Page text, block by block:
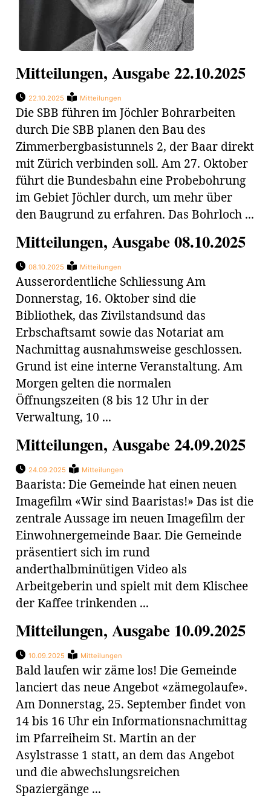
Mitteilungen, Ausgabe 22.10.2025
22.10.2025 Mitteilungen
Die SBB führen im Jöchler Bohrarbeiten
durch Die SBB planen den Bau des
Zimmerbergbasistunnels 2, der Baar direkt
mit Zürich verbinden soll. Am 27. Oktober
führt die Bundesbahn eine Probebohrung
im Gebiet Jöchler durch, um mehr über
den Baugrund zu erfahren. Das Bohrloch ...
Mitteilungen, Ausgabe 08.10.2025
08.10.2025 Mitteilungen
Ausserordentliche Schliessung Am
Donnerstag, 16. Oktober sind die
Bibliothek, das Zivilstandsund das
Erbschaftsamt sowie das Notariat am
Nachmittag ausnahmsweise geschlossen.
Grund ist eine interne Veranstaltung. Am
Morgen gelten die normalen
Öffnungszeiten (8 bis 12 Uhr in der
Verwaltung, 10 ...
Mitteilungen, Ausgabe 24.09.2025
24.09.2025 Mitteilungen
Baarista: Die Gemeinde hat einen neuen
Imagefilm «Wir sind Baaristas!» Das ist die
zentrale Aussage im neuen Imagefilm der
Einwohnergemeinde Baar. Die Gemeinde
präsentiert sich im rund
anderthalbminütigen Video als
Arbeitgeberin und spielt mit dem Klischee
der Kaffee trinkenden ...
Mitteilungen, Ausgabe 10.09.2025
10.09.2025 Mitteilungen
Bald laufen wir zäme los! Die Gemeinde
lanciert das neue Angebot «zämegolaufe».
Am Donnerstag, 25. September findet von
14 bis 16 Uhr ein Informationsnachmittag
im Pfarreiheim St. Martin an der
Asylstrasse 1 statt, an dem das Angebot
und die abwechslungsreichen
Spaziergänge ...